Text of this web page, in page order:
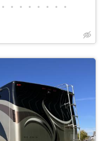
• • • • • • • •